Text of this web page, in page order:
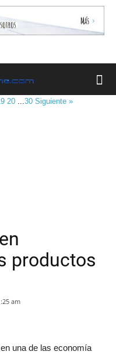
20 ...30Siguiente »
productos
am
una de las economía